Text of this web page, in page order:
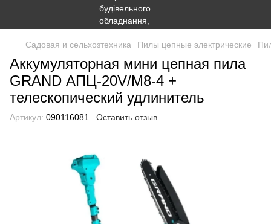
Садовая и сельхозтехника Пилы цепные электрические
Аккумуляторная мини цепная пила
GRAND АПЦ-20V/М8-4 +
телескопический удлинитель
Артикул: 090116081 Оставить отзыв